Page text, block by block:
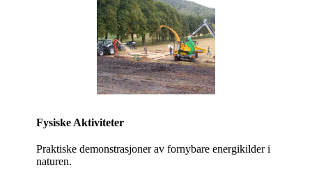
Fysiske Aktiviteter
Praktiske demonstrasjoner av fornybare energikilder i
naturen.